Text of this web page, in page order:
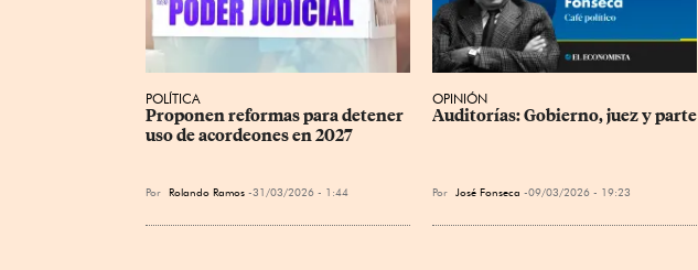
POLÍTICA
Proponen reformas para detener
uso de acordeones en 2027
Por Rolando Ramos 31/03/2026 - 1:44
OPINIÓN
Auditorías: Gobierno, juez y parte
Por José Fonseca 09/03/2026 - 19:23